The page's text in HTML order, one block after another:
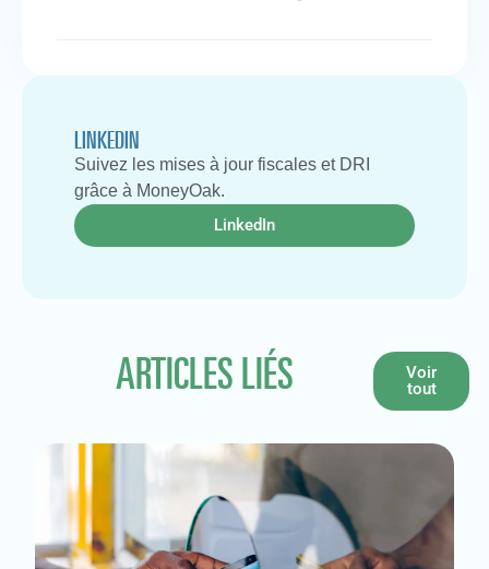
LINKEDIN
Suivez les mises à jour fiscales et DRI
grâce à MoneyOak.
LinkedIn
ARTICLES LIÉS
Voir
tout